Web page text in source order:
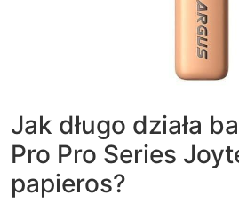
Jak długo działa
Pro Pro Series
papieros?